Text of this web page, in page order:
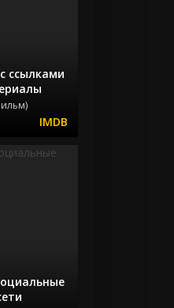
ссылками